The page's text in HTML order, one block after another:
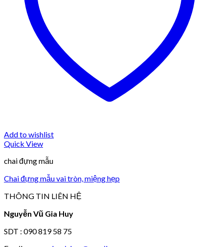
Add to wishlist
Quick View
chai đựng mẫu
Chai đựng mẫu vai tròn, miệng hẹp
THÔNG TIN LIÊN HỆ
Nguyễn Vũ Gia Huy
SDT : 090 819 58 75